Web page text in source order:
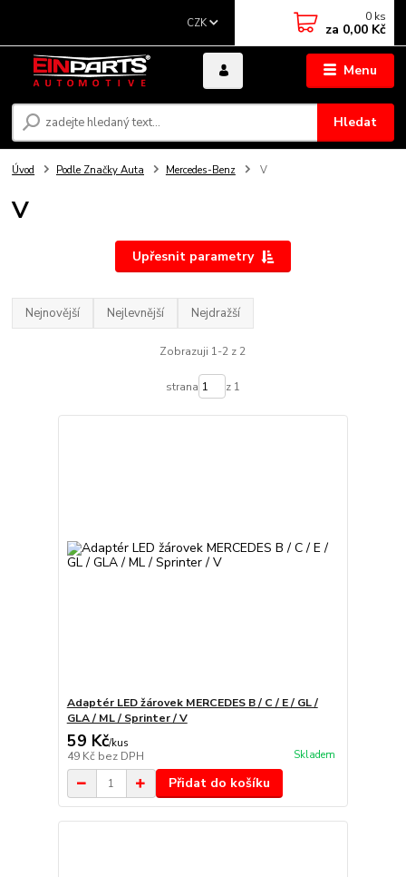
Menu
CZK
Hledat
0 ks
za 0,00 Kč
Úvod Podle Značky Auta Mercedes-Benz V
V
Upřesnit parametry
Nejnovější Nejlevnější Nejdražší
Zobrazuji 1-2 z 2
strana z 1
Adaptér LED žárovek MERCEDES B / C / E / GL /
GLA / ML / Sprinter / V
59 Kč/kus
49 Kč bez DPH Skladem
Přidat do košíku